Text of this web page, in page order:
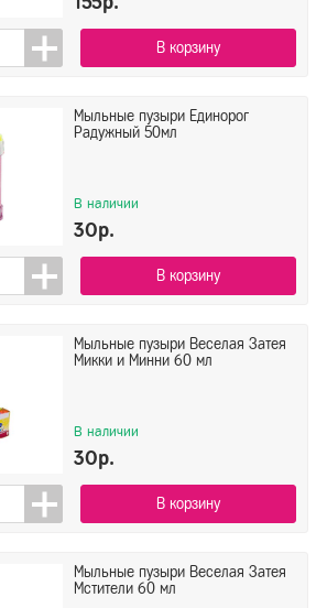
В корзину
Мыльные пузыри Единорог
Радужный 50мл
В наличии
30р.
В корзину
Мыльные пузыри Веселая Затея
Микки и Минни 60 мл
В наличии
30р.
В корзину
Мыльные пузыри Веселая Затея
Мстители 60 мл